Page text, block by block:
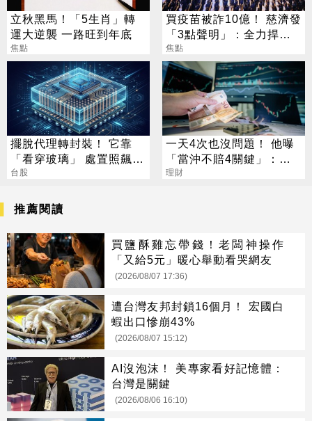
立秋黑馬！「5生肖」轉
運大逆襲 一路旺到年底
焦點
買疫苗被詐10億！ 慈濟發
「3點聲明」：全力捍衛
捐款人權益
焦點
擺脫代理轉封裝！ 它靠
「看穿玻璃」 處置照飆2
漲停
台股
一天4次也沒問題！ 他曝
「當沖不賠4關鍵」：要
賺很容易
理財
推薦閱讀
買鹽酥雞忘帶錢！老闆神操作
「又給5元」暖心舉動看哭網友
(2026/08/07 17:36)
遭台灣友邦封鎖16個月！ 宏國白
蝦出口慘崩43%
(2026/08/07 15:12)
AI沒泡沫！ 美專家看好記憶體：
台灣是關鍵
(2026/08/06 16:10)